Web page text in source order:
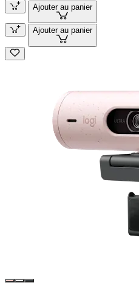
Ajouter au panier
Ajouter au panier